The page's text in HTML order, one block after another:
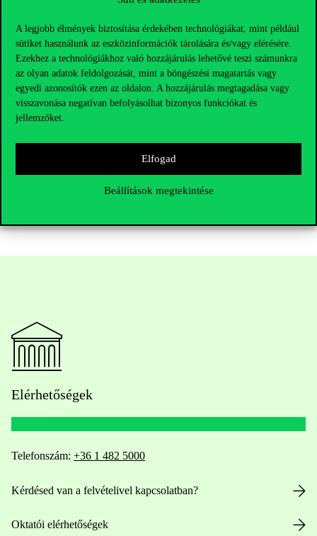
A legjobb élmények biztosítása érdekében technológiákat, mint például
sütiket használunk az eszközinformációk tárolására és/vagy elérésére.
Ezekhez a technológiákhoz való hozzájárulás lehetővé teszi számunkra
az olyan adatok feldolgozását, mint a böngészési magatartás vagy
egyedi azonosítók ezen az oldalon. A hozzájárulás megtagadása vagy
visszavonása negatívan befolyásolhat bizonyos funkciókat és
jellemzőket.
Elfogad
Beállítások megtekintése
Fotó: James J. Heckman – LinkedIn, Szántó Zoltán Oszkár –
Budapesti Corvinus Egyetem
Elérhetőségek
Telefonszám: +36 1 482 5000
Kérdésed van a felvételivel kapcsolatban?
Oktatói elérhetőségek